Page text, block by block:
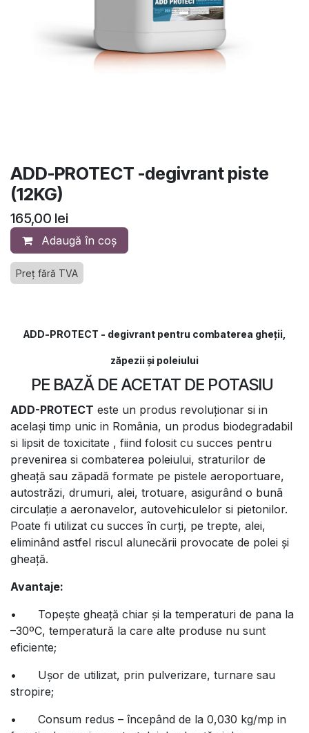
ADD-PROTECT -degivrant piste
(12KG)
165,00 lei
Adaugă în coș
Preț fără TVA
ADD-PROTECT - degivrant pentru combaterea gheții,
zăpezii și poleiului
PE BAZĂ DE ACETAT DE POTASIU
ADD-PROTECT este un produs revoluţionar si in
acelaşi timp unic in România, un produs biodegradabil
si lipsit de toxicitate , fiind folosit cu succes pentru
prevenirea si combaterea poleiului, straturilor de
gheață sau zăpadă formate pe pistele aeroportuare,
autostrăzi, drumuri, alei, trotuare, asigurând o bunã
circulaţie a aeronavelor, autovehiculelor si pietonilor.
Poate fi utilizat cu succes în curți, pe trepte, alei,
eliminând astfel riscul alunecării provocate de polei și
gheață.
Avantaje:
•
Topeşte gheață chiar și la temperaturi de pana la
–30ºC, temperatură la care alte produse nu sunt
eficiente;
•
Ușor de utilizat, prin pulverizare, turnare sau
stropire;
•
Consum redus – începând de la 0,030 kg/mp in